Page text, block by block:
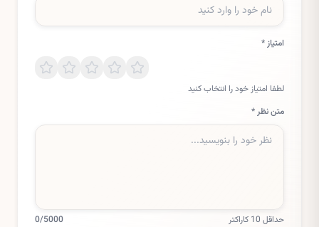
امتیاز *
لطفا امتیاز خود را انتخاب کنید
متن نظر *
حداقل 10 کاراکتر 0/5000